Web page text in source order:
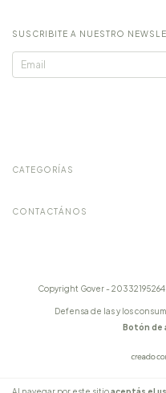
SUSCRIBITE A NUESTRO
CATEGORÍAS
CONTACTÁNOS
Copyright Gover -
Defensa de las y los
Botón de